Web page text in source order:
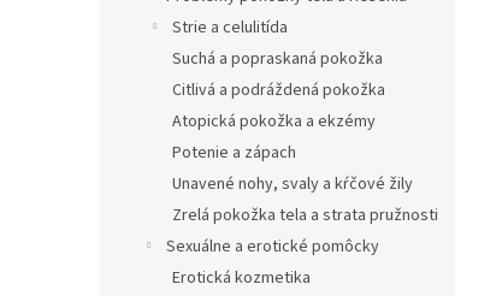
Strie a celulitída
Suchá a popraskaná pokožka
Citlivá a podráždená pokožka
Atopická pokožka a ekzémy
Potenie a zápach
Unavené nohy, svaly a kŕčové žily
Zrelá pokožka tela a strata pružnosti
Sexuálne a erotické pomôcky
Erotická kozmetika